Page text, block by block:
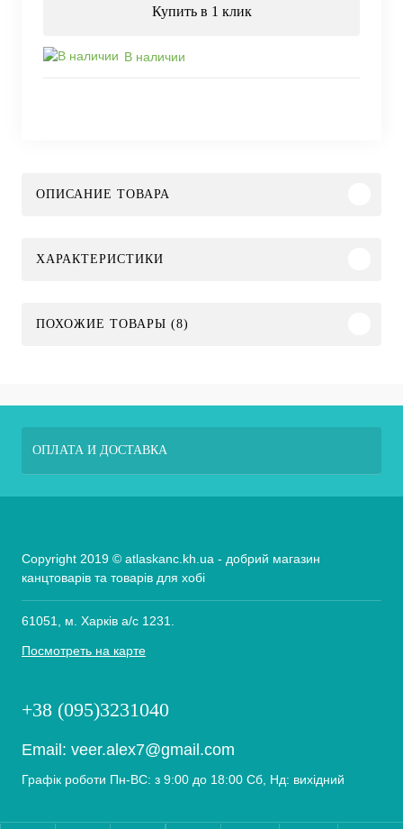
Купить в 1 клик
В наличии
ОПИСАНИЕ ТОВАРА
ХАРАКТЕРИСТИКИ
ПОХОЖИЕ ТОВАРЫ (8)
ОПЛАТА И ДОСТАВКА
Copyright 2019 © atlaskanc.kh.ua - добрий магазин
канцтоварів та товарів для хобі
61051, м. Харків а/с 1231.
Посмотреть на карте
+38 (095)3231040
Email: veer.alex7@gmail.com
Графік роботи Пн-ВС: з 9:00 до 18:00 Сб, Нд: вихідний